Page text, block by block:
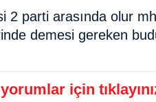
2 parti arasında olur
demesi gereken
için